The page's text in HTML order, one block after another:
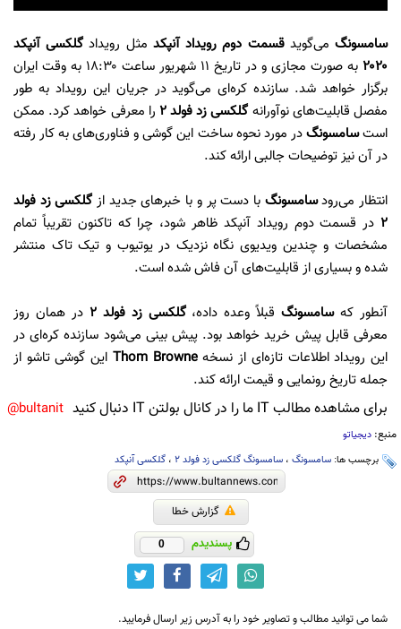
سامسونگمی‌گویدقسمت دوم رویداد آنپکد مثل رویدادگلکسی آنپکد
۲۰۲۰
به صورت مجازی و در تاریخ ۱۱ شهریور ساعت ۱۸:۳۰ به وقت ایران
برگزار خواهد شد. سازنده کره‌ای می‌گوید در جریان این رویداد به طور
مفصل قابلیت‌های نوآورانهگلکسی زد فولد ۲ را معرفی خواهد کرد. ممکن
استسامسونگدر مورد نحوه ساخت این گوشی و فناوری‌های به کار رفته
در آن نیز توضیحات جالبی ارائه کند.
انتظار می‌رودسامسونگ با دست پر و با خبرهای جدید ازگلکسی زد فولد
۲ در قسمت دوم رویداد آنپکد ظاهر شود، چرا که تاکنون تقریباً تمام
مشخصات و چندین ویدیوی نگاه نزدیک در یوتیوب و تیک تاک منتشر
شده و بسیاری از قابلیت‌های آن فاش شده است.
آنطور کهسامسونگقبلاً وعده داده،گلکسی زد فولد ۲
در همان روز
معرفی قابل پیش خرید خواهد بود. پیش بینی می‌شود سازنده کره‌ای در
این رویداد اطلاعات تازه‌ای از نسخهThom Browne
این گوشی تاشو از
جمله تاریخ رونمایی و قیمت ارائه کند.
برای مشاهده مطالب IT ما را در کانال بولتن IT دنبال کنید bultanit@
منبع: دیجیاتو
برچسب ها: سامسونگ ، سامسونگ گلکسی زد فولد 2 ، گلکسی آنپکد
گزارش خطا
پسندیدم 0
شما می توانید مطالب و تصاویر خود را به آدرس زیر ارسال فرمایید.